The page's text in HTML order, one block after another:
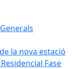
la nova estació
Fase